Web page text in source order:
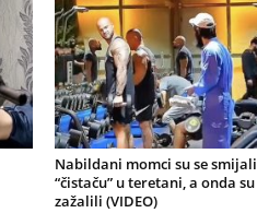
Nabildani momci su se smijali
“čistaču” u teretani, a onda su
zažalili (VIDEO)